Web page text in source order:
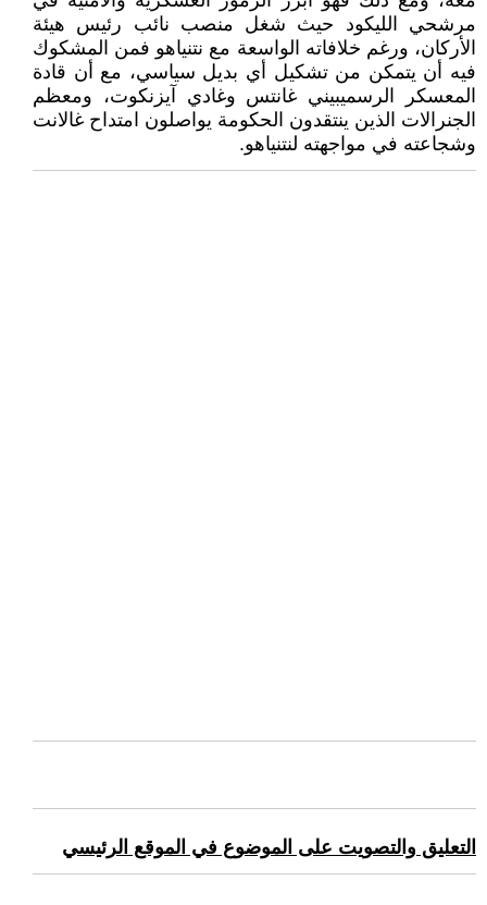
مرشحي الليكود حيث شغل منصب نائب رئيس هيئة
الأركان، ورغم خلافاته الواسعة مع نتنياهو فمن المشكوك
فيه أن يتمكن من تشكيل أي بديل سياسي، مع أن قادة
المعسكر الرسميبيني غانتس وغادي آيزنكوت، ومعظم
الجنرالات الذين ينتقدون الحكومة يواصلون امتداح غالانت
وشجاعته في مواجهته لنتنياهو.
التعليق والتصويت على الموضوع في الموقع الرئيسي